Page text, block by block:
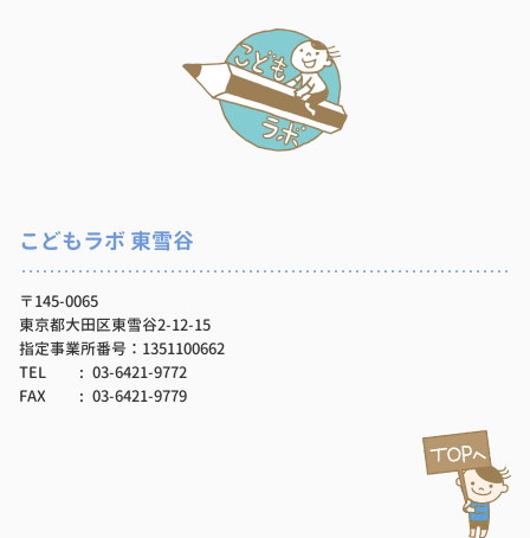
こどもラボ 東雪谷
〒145-0065
東京都大田区東雪谷2-12-15
指定事業所番号：1351100662
TEL
03-6421-9772
FAX
03-6421-9779